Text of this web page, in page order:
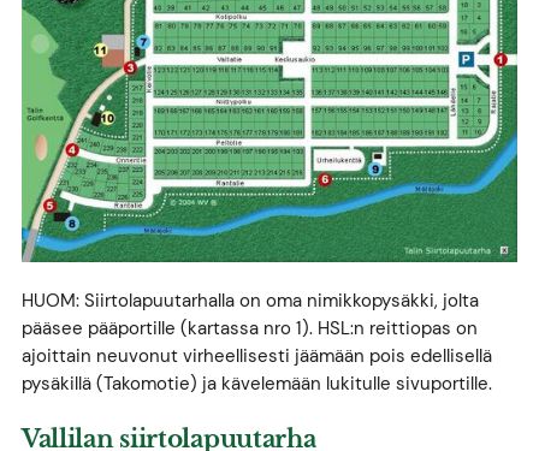
HUOM: Siirtolapuutarhalla on oma nimikkopysäkki, jolta
pääsee pääportille (kartassa nro 1). HSL:n reittiopas on
ajoittain neuvonut virheellisesti jäämään pois edellisellä
pysäkillä (Takomotie) ja kävelemään lukitulle sivuportille.
Vallilan siirtolapuutarha